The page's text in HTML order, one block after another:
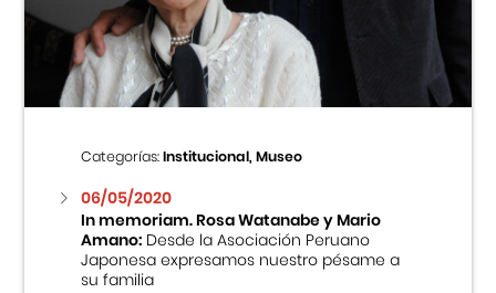
Centro Cultural Peruano Japonés
Cursos
Museo de la Inmigración Japonesa
Fondo Editorial
Teatro Peruano Japonés
Categorías:Institucional, Museo
06/05/2020
In memoriam. Rosa Watanabe y Mario
Amano:Desde la Asociación Peruano
Japonesa expresamos nuestro pésame a
su familia